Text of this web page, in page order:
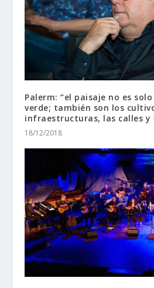
Palerm: “el paisaje no es
verde; también son los
infraestructuras, las calles y
18/12/2018